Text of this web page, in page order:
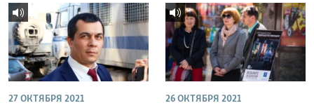
27 ОКТЯБРЯ 2021 26 ОКТЯБРЯ 2021